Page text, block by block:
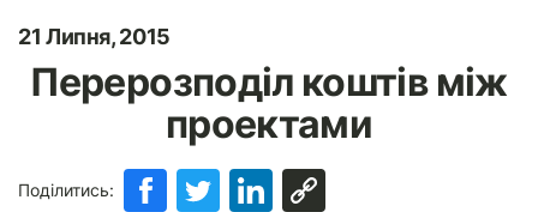
21 Липня, 2015
Перерозподіл коштів між
проектами
Поділитись: